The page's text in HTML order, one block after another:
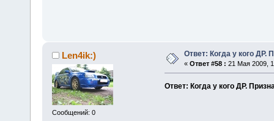
Len4ik:)
Сообщений: 0
Ответ: Когда у кого ДР.
« Ответ #58 : 21 Мая 2009,
Ответ: Когда у кого ДР.